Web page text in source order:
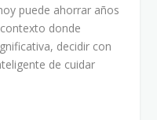
puede ahorrar años
donde
decidir con
de cuidar